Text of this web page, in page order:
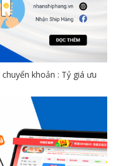
khoản : Tỷ giá ưu